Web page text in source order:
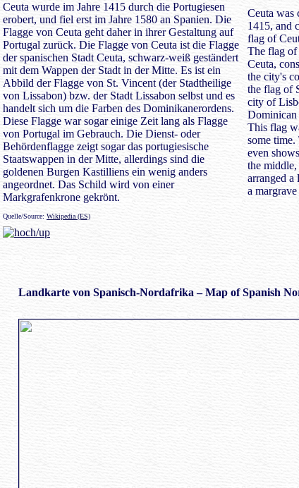
Ceuta wurde im Jahre 1415 durch die Portugiesen
erobert, und fiel erst im Jahre 1580 an Spanien. Die
Flagge von Ceuta geht daher in ihrer Gestaltung auf
Portugal zurück. Die Flagge von Ceuta ist die Flagge
der spanischen Stadt Ceuta, schwarz-weiß geständert
mit dem Wappen der Stadt in der Mitte. Es ist ein
Abbild der Flagge von St. Vincent (der Stadtheilige
von Lissabon) bzw. der Stadt Lissabon selbst und es
handelt sich um die Farben des Dominikanerordens.
Diese Flagge war sogar einige Zeit lang als Flagge
von Portugal im Gebrauch. Die Dienst- oder
Behördenflagge zeigt sogar das portugiesische
Staatswappen in der Mitte, allerdings sind die
goldenen Burgen Kastilliens ein wenig anders
angeordnet. Das Schild wird von einer
Markgrafenkrone gekrönt.
Ceuta was
1415, and
flag of
The flag of
Ceuta,
the city's
the flag of
city of
Dominican
This flag
some
even
the middle,
arranged
a
Quelle/Source: Wikipedia (ES)
Landkarte von Spanisch-Nordafrika – Map of Spanish